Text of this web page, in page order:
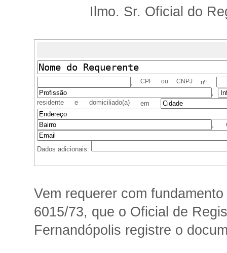
Ilmo. Sr. Oficial do
,CPF ou CNPJ nº:
,
residente e domiciliado(a)em
,
Dados adicionais:
Vem requerer com
6015/73, que o Oficial de
Fernandópolis registre o